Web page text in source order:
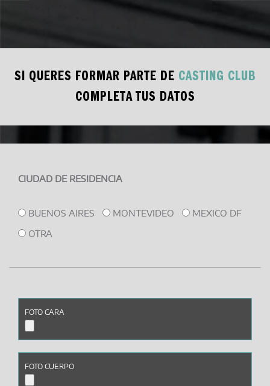
SI QUERES FORMAR PARTE DE CASTING CLUB
COMPLETA TUS DATOS
CIUDAD DE RESIDENCIA
BUENOS AIRES MONTEVIDEO
MEXICO DF
OTRA
FOTO CARA
FOTO CUERPO